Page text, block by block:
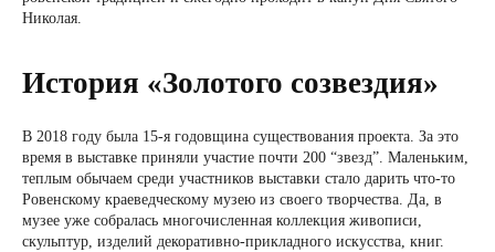
Николая.
История «Золотого созвездия»
В 2018 году была 15-я годовщина существования проекта. За это
время в выставке приняли участие почти 200 “звезд”. Маленьким,
теплым обычаем среди участников выставки стало дарить что-то
Ровенскому краеведческому музею из своего творчества. Да, в
музее уже собралась многочисленная коллекция живописи,
скульптур, изделий декоративно-прикладного искусства, книг.